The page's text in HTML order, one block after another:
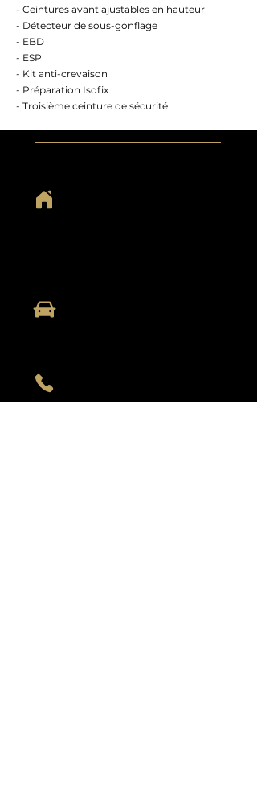
- Ceintures avant ajustables en hauteur
- Détecteur de sous-gonflage
- EBD
- ESP
- Kit anti-crevaison
- Préparation Isofix
- Troisième ceinture de sécurité